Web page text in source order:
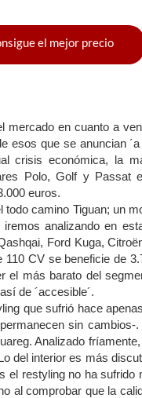
el mejor precio
mercado en cuanto a
esos que se anuncian
crisis económica, la
Polo, Golf y Passat
euros.
camino Tiguan; un
analizando en
Ford Kuga,
CV se beneficie de
el más barato del
de ´accesible´.
que sufrió hace
sin
Analizado
del interior es más
restyling no ha sufrido
al comprobar que la